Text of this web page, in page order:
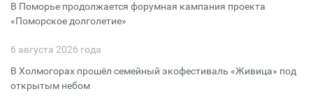
В Поморье продолжается форумная кампания проекта
«Поморское долголетие»
6 августа 2026 года
В Холмогорах прошёл семейный экофестиваль «Живица» под
открытым небом